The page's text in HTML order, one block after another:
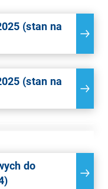
(stan na
(stan na
do